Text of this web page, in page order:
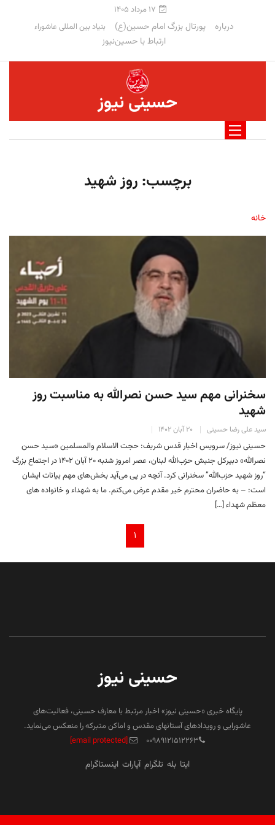
۱۷ مرداد ۱۴۰۵
درباره پورتال بزرگ امام حسین(ع) بنیاد بین المللی عاشوراء
ارتباط با حسین‌نیوز
حسینی نیوز
برچسب: روز شهید
خانه
سخنرانی مهم سید حسن نصرالله به مناسبت روز
شهید
سید علی رضا حسینی ۲۰ آبان ۱۴۰۲
حسینی نیوز/ سرویس اخبار قدس شریف: حجت الاسلام والمسلمین «سید حسن
نصرالله» دبیرکل جنبش حزب‌الله لبنان، عصر امروز شنبه ۲۰ آبان ۱۴۰۲ در اجتماع بزرگ
“روز شهید حزب‌الله” سخنرانی کرد. آنچه در پی می‌آید بخش‌های مهم بیانات ایشان
است: – به حاضران محترم خیر مقدم عرض می‌کنم. ما به شهداء و خانواده های
معظم شهداء […]
۱
حسینی نیوز
پایگاه خبری «حسینی نیوز» اخبار مرتبط با معارف حسینی، فعالیت‌های
عاشورایی و رویدادهای آستانهای مقدس و اماکن متبرکه را منعکس می‌نماید.
۰۰۹۸۹۱۲۱۵۱۲۲۶۳
[email protected]
ایتا بله تلگرام آپارات اینستاگرام